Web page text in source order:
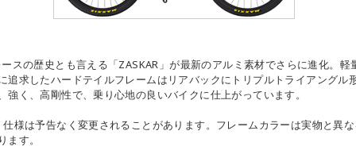
スの歴史とも言える「ZASKAR」が最新のアルミ素材でさらに進化。軽
追求したハードテイルフレームはリアバックにトリプルトライアングル
強く、高剛性で、乗り心地の良いバイクに仕上がっています。
様は予告なく変更されることがあります。フレームカラーは実物と異
ます。